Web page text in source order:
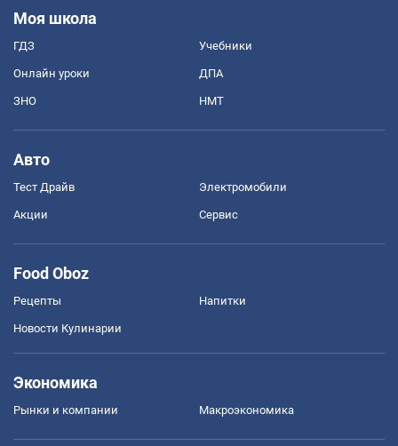
Моя школа
ГДЗ Учебники
Онлайн уроки ДПА
ЗНО НМТ
Авто
Тест Драйв Электромобили
Акции Сервис
Food Oboz
Рецепты Напитки
Новости Кулинарии
Экономика
Рынки и компании Mакроэкономика